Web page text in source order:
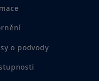
přístupu k těmto
že jste se s
a že s nimi souhlasíte.
o podvody